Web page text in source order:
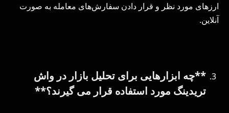
ارزهای مورد نظر و قرار دادن سفارش‌های معامله به صورت
آنلاین.
**چه ابزارهایی برای تحلیل بازار در واش
تریدینگ مورد استفاده قرار می گیرند؟**